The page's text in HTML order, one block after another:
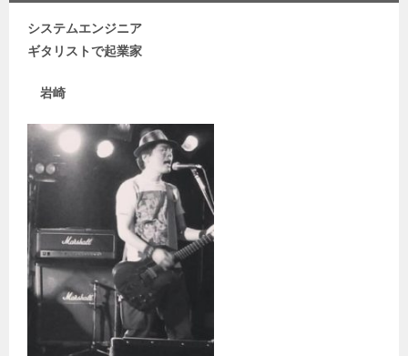
システムエンジニア
ギタリストで起業家
岩崎